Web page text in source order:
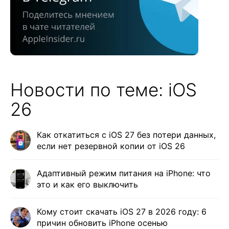
Новости по теме: iOS
26
Как откатиться с iOS 27 без потери данных,
если нет резервной копии от iOS 26
Адаптивный режим питания на iPhone: что
это и как его выключить
Кому стоит скачать iOS 27 в 2026 году: 6
причин обновить iPhone осенью